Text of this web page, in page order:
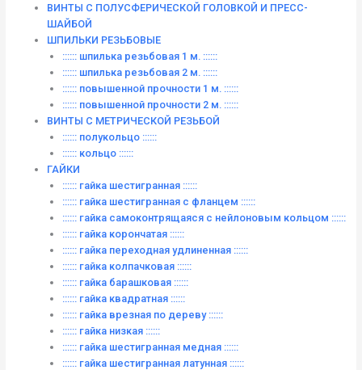
ВИНТЫ С ПОЛУСФЕРИЧЕСКОЙ ГОЛОВКОЙ И ПРЕСС-
ШАЙБОЙ
ШПИЛЬКИ РЕЗЬБОВЫЕ
:::::: шпилька резьбовая 1 м. ::::::
:::::: шпилька резьбовая 2 м. ::::::
:::::: повышенной прочности 1 м. ::::::
:::::: повышенной прочности 2 м. ::::::
ВИНТЫ C МЕТРИЧЕСКОЙ РЕЗЬБОЙ
:::::: полукольцо ::::::
:::::: кольцо ::::::
ГАЙКИ
:::::: гайка шестигранная ::::::
:::::: гайка шестигранная с фланцем ::::::
:::::: гайка самоконтрящаяся с нейлоновым кольцом ::::::
:::::: гайка корончатая ::::::
:::::: гайка переходная удлиненная ::::::
:::::: гайка колпачковая ::::::
:::::: гайка барашковая ::::::
:::::: гайка квадратная ::::::
:::::: гайка врезная по дереву ::::::
:::::: гайка низкая ::::::
:::::: гайка шестигранная медная ::::::
:::::: гайка шестигранная латунная ::::::